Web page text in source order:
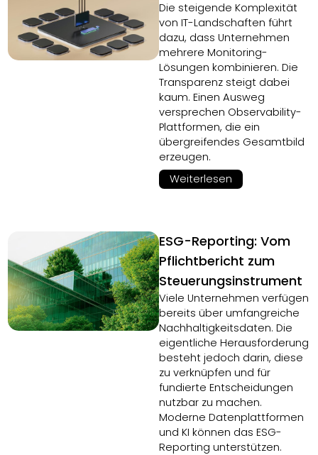
Die steigende Komplexität
von IT-Landschaften führt
dazu, dass Unternehmen
mehrere Monitoring-
Lösungen kombinieren. Die
Transparenz steigt dabei
kaum. Einen Ausweg
versprechen Observability-
Plattformen, die ein
übergreifendes Gesamtbild
erzeugen.
Weiterlesen
ESG-Reporting: Vom
Pflichtbericht zum
Steuerungsinstrument
Viele Unternehmen verfügen
bereits über umfangreiche
Nachhaltigkeitsdaten. Die
eigentliche Herausforderung
besteht jedoch darin, diese
zu verknüpfen und für
fundierte Entscheidungen
nutzbar zu machen.
Moderne Datenplattformen
und KI können das ESG-
Reporting unterstützen.